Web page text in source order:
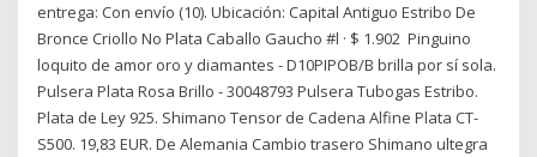
entrega: Con envío (10). Ubicación: Capital Antiguo Estribo De
Bronce Criollo No Plata Caballo Gaucho #l · $ 1.902 Pinguino
loquito de amor oro y diamantes - D10PIPOB/B brilla por sí sola.
Pulsera Plata Rosa Brillo - 30048793 Pulsera Tubogas Estribo.
Plata de Ley 925. Shimano Tensor de Cadena Alfine Plata CT-
S500. 19,83 EUR. De Alemania Cambio trasero Shimano ultegra